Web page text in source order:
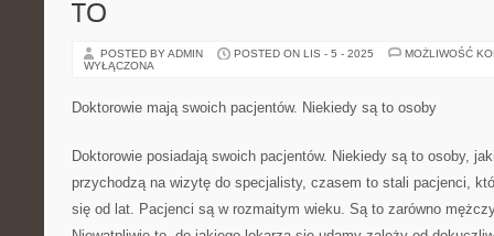
TO
POSTED BY ADMIN POSTED ON LIS - 5 - 2025
MOŻLIWOŚĆ
WYŁĄCZONA
Doktorowie mają swoich pacjentów. Niekiedy są to osoby
Doktorowie posiadają swoich pacjentów. Niekiedy są to osoby,
przychodzą na wizytę do specjalisty, czasem to stali pacjenci,
się od lat. Pacjenci są w rozmaitym wieku. Są to zarówno